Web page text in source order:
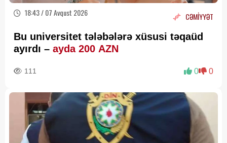
18:43 / 07 Avqust 2026 CƏMİYYƏT
Bu universitet tələbələrə xüsusi təqaüd
ayırdı – ayda 200 AZN
111 0 0